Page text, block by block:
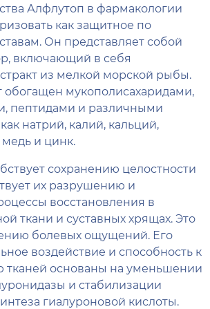
Алфлутоп в фармакологии
как защитное по
Он представляет собой
включающий в себя
из мелкой морской рыбы.
обогащен мукополисахаридами,
пептидами и различными
натрий, калий, кальций,
и цинк.
сохранению целостности
их разрушению и
восстановления в
ткани и суставных хрящах. Это
болевых ощущений. Его
воздействие и способность к
тканей основаны на уменьшении
и стабилизации
гиалуроновой кислоты.